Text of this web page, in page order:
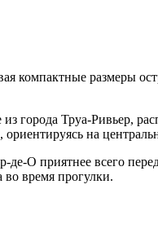
компактные размеры
города Труа-Ривьер,
на
де-О приятнее всего
во время прогулки.